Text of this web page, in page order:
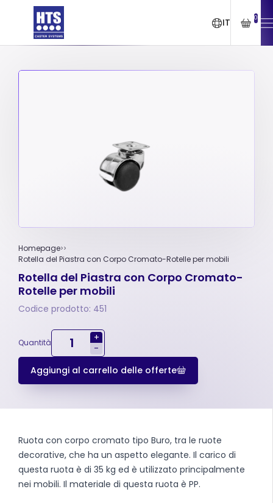
IT 0
Homepage
Rotella del Piastra con Corpo Cromato-Rotelle per mobili
Rotella del Piastra con Corpo Cromato-
Rotelle per mobili
Codice prodotto: 451
Quantità
+
-
Aggiungi al carrello delle offerte
Ruota con corpo cromato tipo Buro, tra le ruote
decorative, che ha un aspetto elegante. Il carico di
questa ruota è di 35 kg ed è utilizzato principalmente
nei mobili. Il materiale di questa ruota è PP.